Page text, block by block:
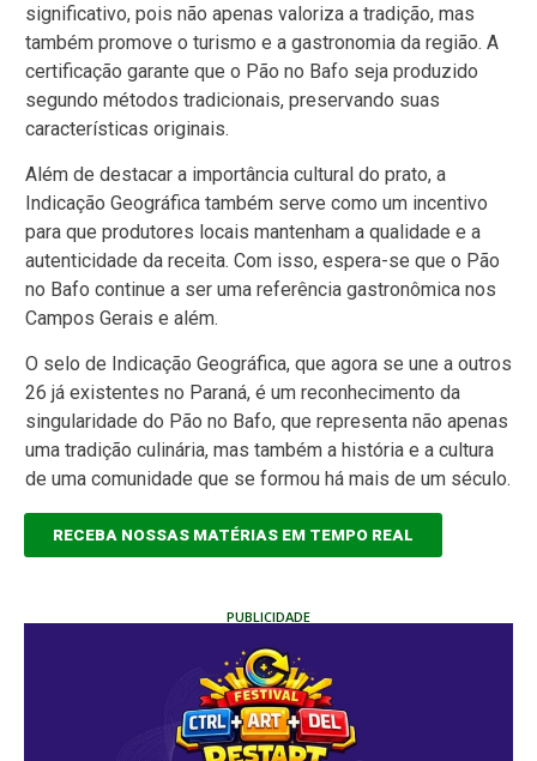
significativo, pois não apenas valoriza a tradição, mas
também promove o turismo e a gastronomia da região. A
certificação garante que o Pão no Bafo seja produzido
segundo métodos tradicionais, preservando suas
características originais.
Além de destacar a importância cultural do prato, a
Indicação Geográfica também serve como um incentivo
para que produtores locais mantenham a qualidade e a
autenticidade da receita. Com isso, espera-se que o Pão
no Bafo continue a ser uma referência gastronômica nos
Campos Gerais e além.
O selo de Indicação Geográfica, que agora se une a outros
26 já existentes no Paraná, é um reconhecimento da
singularidade do Pão no Bafo, que representa não apenas
uma tradição culinária, mas também a história e a cultura
de uma comunidade que se formou há mais de um século.
RECEBA NOSSAS MATÉRIAS EM TEMPO REAL
PUBLICIDADE